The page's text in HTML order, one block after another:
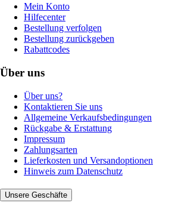
Mein Konto
Hilfecenter
Bestellung verfolgen
Bestellung zurückgeben
Rabattcodes
Über uns
Über uns?
Kontaktieren Sie uns
Allgemeine Verkaufsbedingungen
Rückgabe & Erstattung
Impressum
Zahlungsarten
Lieferkosten und Versandoptionen
Hinweis zum Datenschutz
Unsere Geschäfte